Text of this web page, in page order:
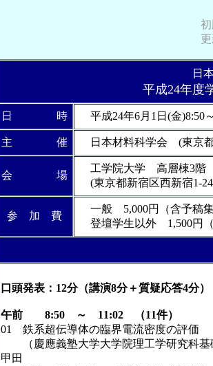
初
日
平成24年度
日 時 平成24年6月1日(金)8:50
主 催 日本材料科学会 (東京
会 場
工学院大学 高層棟3階
(東京都新宿区西新宿1-
参 加 費
一般 5,000円（含予稿
登壇学生以外 1,500円
口頭発表：12分（講演8分＋質疑応答4分）
午前 8:50 ～ 11:02 （11件）
01 鉄系超伝導体の臨界電流密度の評価
（慶應義塾大学大学院理工学研究科基
甲田